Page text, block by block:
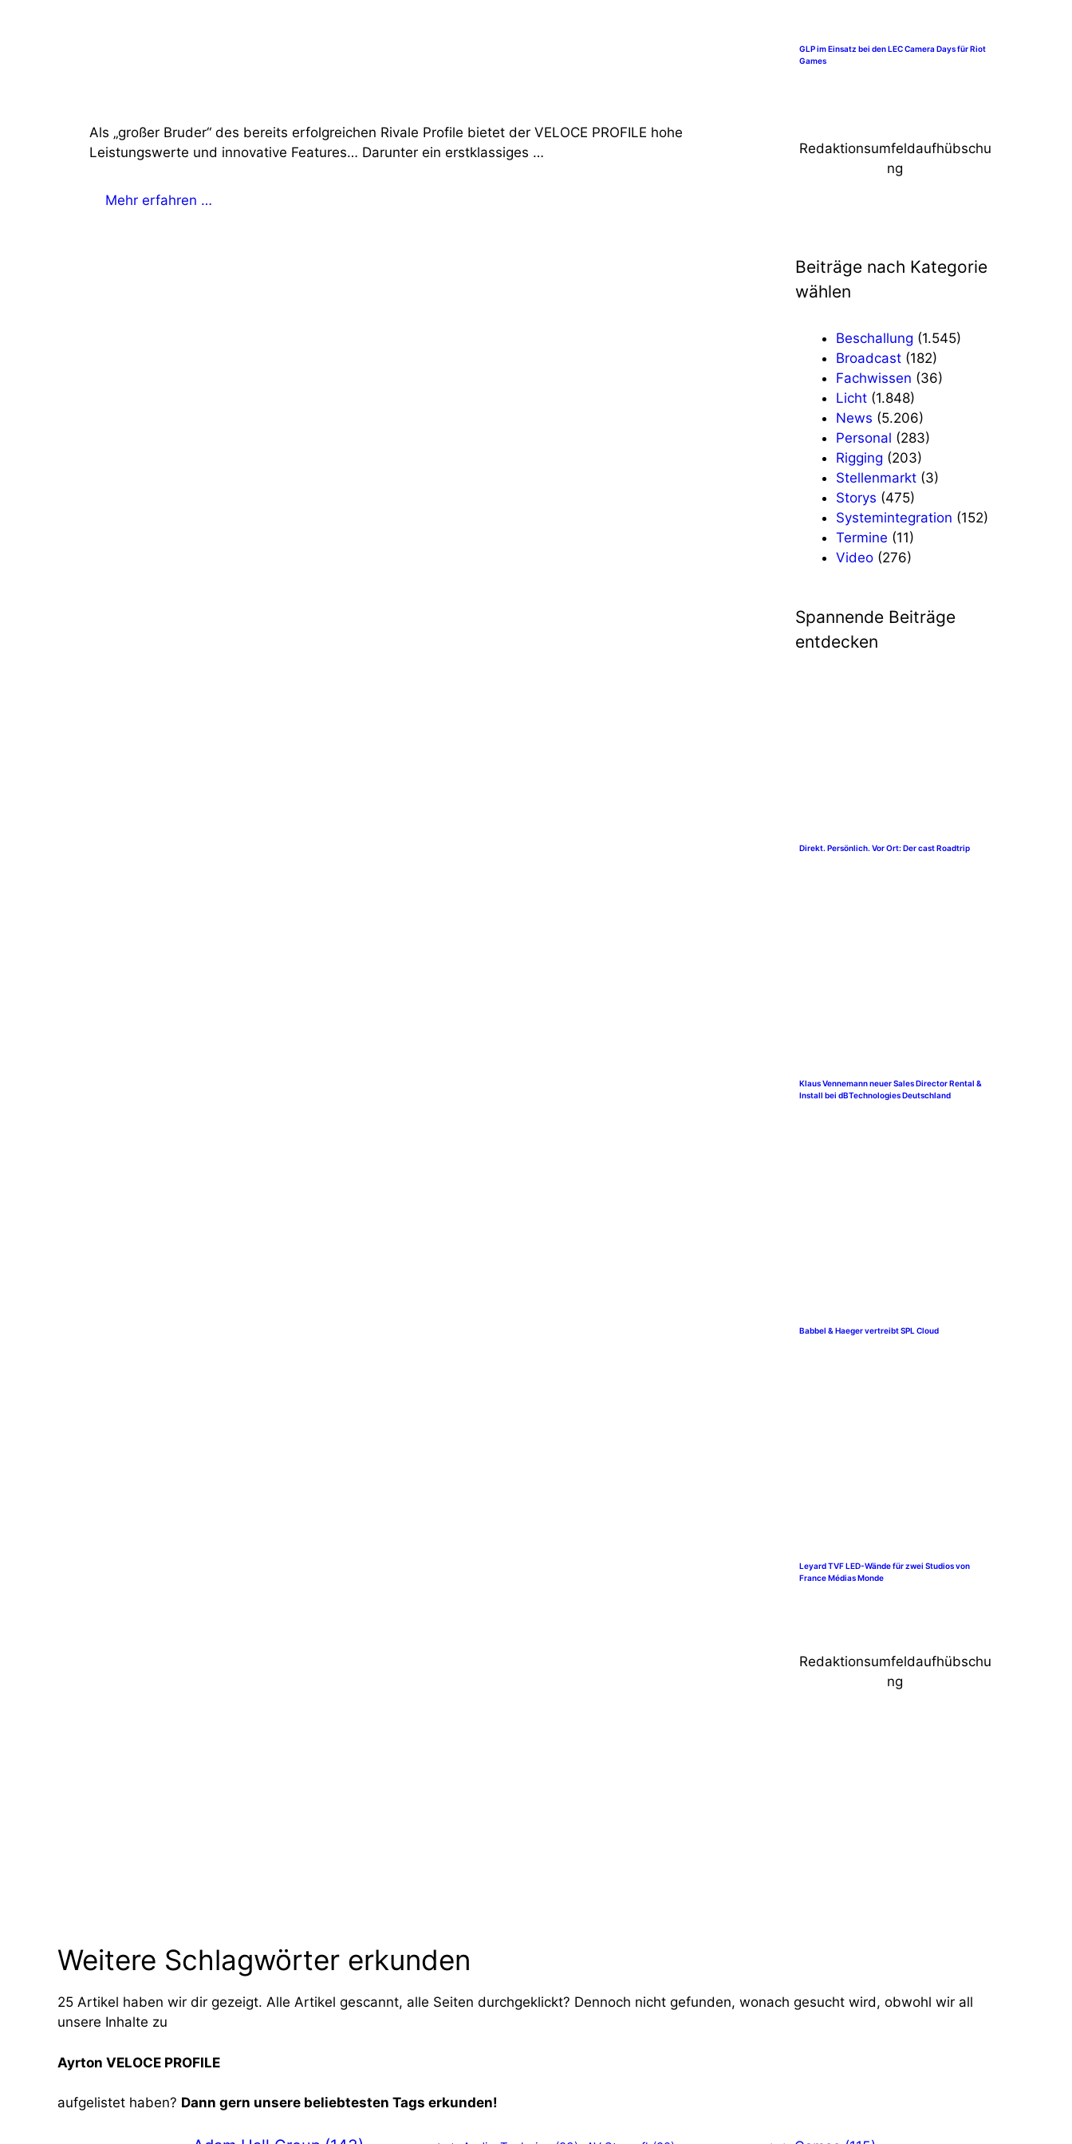
Als „großer Bruder“ des bereits erfolgreichen Rivale Profile bietet der VELOCE PROFILE hohe
Leistungswerte und innovative Features… Darunter ein erstklassiges …
Mehr erfahren …
GLP im Einsatz bei den LEC Camera Days für Riot
Games
Redaktionsumfeldaufhübschu
ng
Beiträge nach Kategorie
wählen
Beschallung (1.545)
Broadcast (182)
Fachwissen (36)
Licht (1.848)
News (5.206)
Personal (283)
Rigging (203)
Stellenmarkt (3)
Storys (475)
Systemintegration (152)
Termine (11)
Video (276)
Spannende Beiträge
entdecken
Direkt. Persönlich. Vor Ort: Der cast Roadtrip
Klaus Vennemann neuer Sales Director Rental &
Install bei dBTechnologies Deutschland
Babbel & Haeger vertreibt SPL Cloud
Leyard TVF LED-Wände für zwei Studios von
France Médias Monde
Redaktionsumfeldaufhübschu
ng
Weitere Schlagwörter erkunden
25 Artikel haben wir dir gezeigt. Alle Artikel gescannt, alle Seiten durchgeklickt? Dennoch nicht gefunden, wonach gesucht wird, obwohl wir all
unsere Inhalte zu
Ayrton VELOCE PROFILE
aufgelistet haben? Dann gern unsere beliebtesten Tags erkunden!